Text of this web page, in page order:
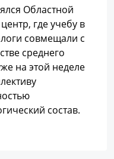
Областной
где учебу в
совмещали с
среднего
на этой неделе
состав.